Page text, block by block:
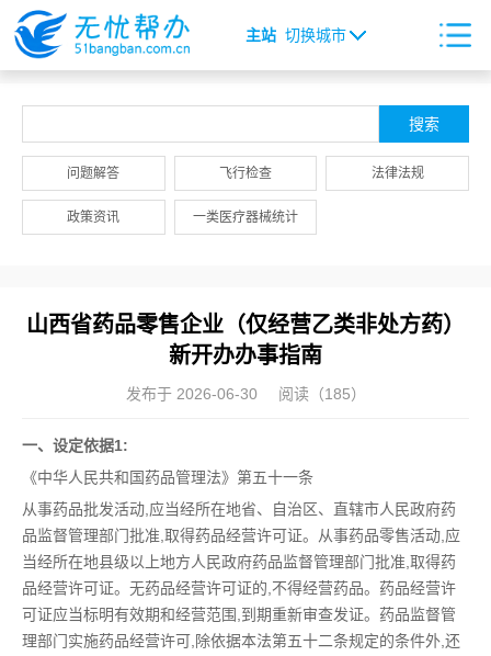
主站 切换城市
问题解答 飞行检查 法律法规
政策资讯 一类医疗器械统计
山西省药品零售企业（仅经营乙类非处方药）
新开办办事指南
发布于 2026-06-30 阅读（185）
一、设定依据1:
《中华人民共和国药品管理法》第五十一条
从事药品批发活动,应当经所在地省、自治区、直辖市人民政府药
品监督管理部门批准,取得药品经营许可证。从事药品零售活动,应
当经所在地县级以上地方人民政府药品监督管理部门批准,取得药
品经营许可证。无药品经营许可证的,不得经营药品。药品经营许
可证应当标明有效期和经营范围,到期重新审查发证。药品监督管
理部门实施药品经营许可,除依据本法第五十二条规定的条件外,还